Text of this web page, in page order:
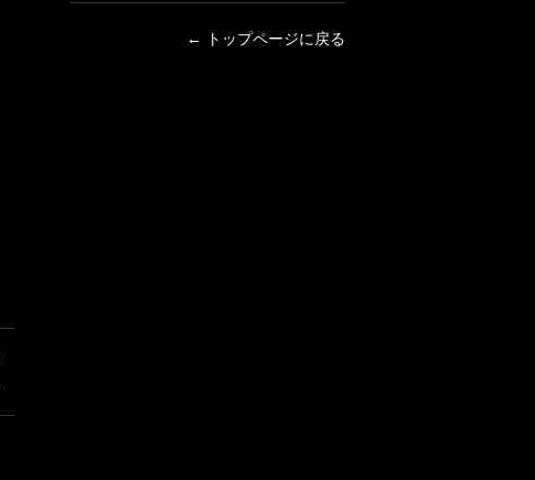
← トップページに戻る